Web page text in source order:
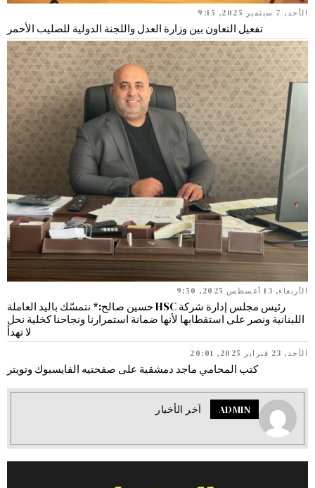
الأحد, 7 سبتمبر 2025, 9:15
تفعيل التعاون بين وزارة العدل واللجنة الدولية للصليب الأحمر
الأربعاء, 13 أغسطس 2025, 9:50
رئيس مجلس إدارة شركة HSC حسين صالح:* نتمسّك باليد العاملة
اللبنانية ونصر على استقطابها لأنها ضمانة استمرارنا ونجاحنا كخلية نحل
لا تهدأ
الأحد, 23 فبراير 2025, 20:01
كتب المحامي ماجد دمشقية على صفحتيه الفايسبوك وتويتر
ADMIN اَخر الأخبار